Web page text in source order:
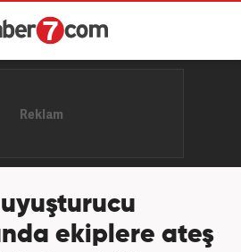
ekiplere ateş